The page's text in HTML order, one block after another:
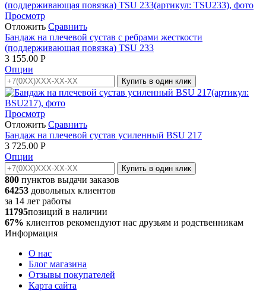
Просмотр
Отложить Сравнить
Бандаж на плечевой сустав с ребрами жесткости
(поддерживающая повязка) TSU 233
3 155.00 Р
Опции
Купить в один клик
Просмотр
Отложить Сравнить
Бандаж на плечевой сустав усиленный BSU 217
3 725.00 Р
Опции
Купить в один клик
800 пунктов выдачи заказов
64253 довольных клиентов
за 14 лет работы
11795позиций в наличии
67% клиентов рекомендуют нас друзьям и родственникам
Информация
О нас
Блог магазина
Отзывы покупателей
Карта сайта